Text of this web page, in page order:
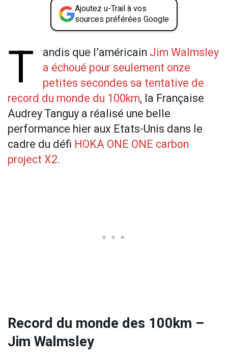
Ajoutez u-Trail à vos
sources préférées Google
T andis que l’américain Jim Walmsley
a échoué pour seulement onze
petites secondes sa tentative de
record du monde du 100km, la Française
Audrey Tanguy a réalisé une belle
performance hier aux Etats-Unis dans le
cadre du défi HOKA ONE ONE carbon
project X2.
Record du monde des 100km –
Jim Walmsley